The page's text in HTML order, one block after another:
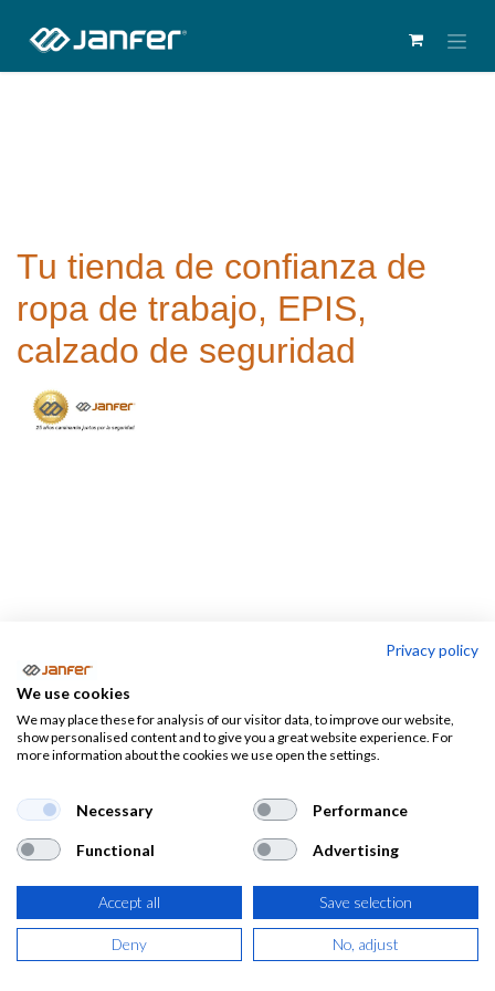
Tu tienda de confianza de
ropa de trabajo, EPIS,
calzado de seguridad
PORTWEST
3L COFRA
DELTA
PLUS
PAREDES
​Ropa de trabajo, vestuario
alta visibilidad, ropa ignífuga,
ropa para frío negativo y
más de Portwest
Privacy policy
We use cookies
We may place these for analysis of our visitor data, to improve our website,
show personalised content and to give you a great website experience. For
more information about the cookies we use open the settings.
Necessary Performance
Functional Advertising
Accept all Save selection
Deny No, adjust